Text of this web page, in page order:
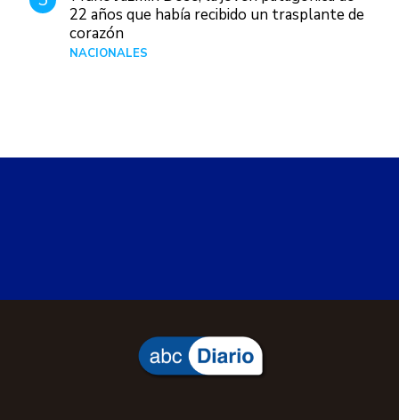
22 años que había recibido un trasplante de
corazón
NACIONALES